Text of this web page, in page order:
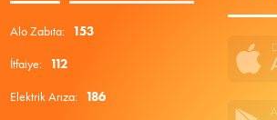
Alo Zabıta: 153
İtfaiye: 112
Elektrik Arıza: 186